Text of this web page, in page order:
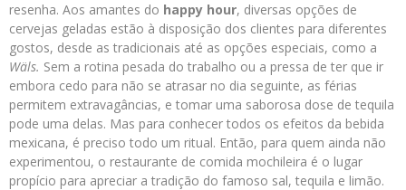
resenha. Aos amantes do happy hour, diversas opções de
cervejas geladas estão à disposição dos clientes para diferentes
gostos, desde as tradicionais até as opções especiais, como a
Wäls. Sem a rotina pesada do trabalho ou a pressa de ter que ir
embora cedo para não se atrasar no dia seguinte, as férias
permitem extravagâncias, e tomar uma saborosa dose de tequila
pode uma delas. Mas para conhecer todos os efeitos da bebida
mexicana, é preciso todo um ritual. Então, para quem ainda não
experimentou, o restaurante de comida mochileira é o lugar
propício para apreciar a tradição do famoso sal, tequila e limão.